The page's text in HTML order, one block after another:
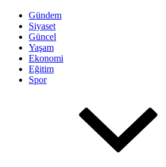
Gündem
Siyaset
Güncel
Yaşam
Ekonomi
Eğitim
Spor